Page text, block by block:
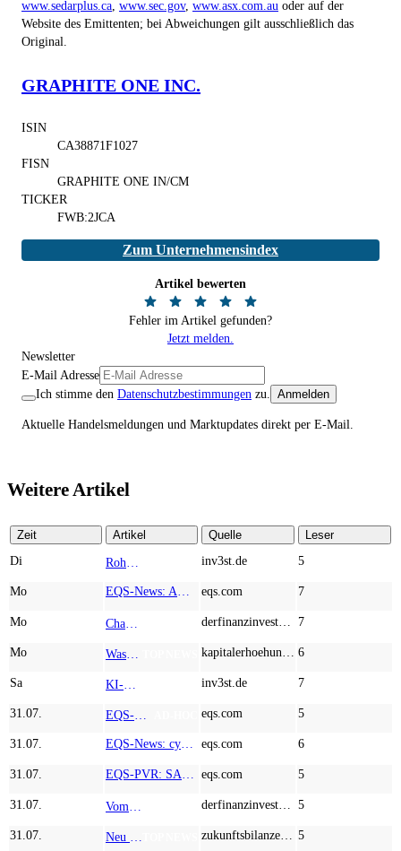
www.sedarplus.ca www.sec.gov, www.asx.com.au oder auf der
Website des Emittenten; bei Abweichungen gilt ausschließlich das
Original.
GRAPHITE ONE INC.
ISIN
CA38871F1027
FISN
GRAPHITE ONE IN/CM
TICKER
FWB:2JCA
Zum Unternehmensindex
Artikel bewerten
Fehler im Artikel gefunden?
Jetzt melden.
Newsletter
E-Mail Adresse
Ich stimme den Datenschutzbestimmungen zu. Anmelden
Aktuelle Handelsmeldungen und Marktupdates direkt per E-Mail.
Weitere Artikel
Zeit Artikel Quelle
Leser
Di
inv3st.de 5
Mo eqs.com 7
Mo 7
Mo 6
Sa inv3st.de 7
31.07. eqs.com 5
31.07. eqs.com 6
31.07. eqs.com 5
31.07. 5
31.07. 5